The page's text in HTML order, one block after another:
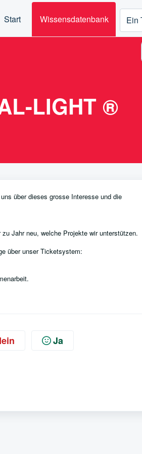
Start Wissensdatenbank Ein
LIGHT ®
über dieses grosse Interesse und die
Jahr neu, welche Projekte wir unterstützen.
über unser Ticketsystem:
Ja